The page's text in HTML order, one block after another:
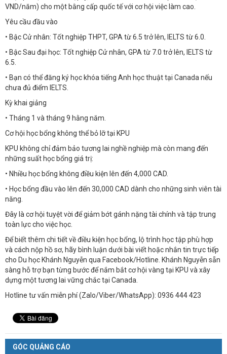
VND/năm) cho một bằng cấp quốc tế với cơ hội việc làm cao.
Yêu cầu đầu vào
• Bậc Cử nhân: Tốt nghiệp THPT, GPA từ 6.5 trở lên, IELTS từ 6.0.
• Bậc Sau đại học: Tốt nghiệp Cử nhân, GPA từ 7.0 trở lên, IELTS từ
6.5.
• Bạn có thể đăng ký học khóa tiếng Anh học thuật tại Canada nếu
chưa đủ điểm IELTS.
Kỳ khai giảng
• Tháng 1 và tháng 9 hằng năm.
Cơ hội học bổng không thể bỏ lỡ tại KPU
KPU không chỉ đảm bảo tương lai nghề nghiệp mà còn mang đến
những suất học bổng giá trị:
• Nhiều học bổng không điều kiện lên đến 4,000 CAD.
• Học bổng đầu vào lên đến 30,000 CAD dành cho những sinh viên tài
năng.
Đây là cơ hội tuyệt vời để giảm bớt gánh nặng tài chính và tập trung
toàn lực cho việc học.
Để biết thêm chi tiết về điều kiện học bổng, lộ trình học tập phù hợp
và cách nộp hồ sơ, hãy bình luận dưới bài viết hoặc nhắn tin trực tiếp
cho Du học Khánh Nguyễn qua Facebook/Hotline. Khánh Nguyễn sẵn
sàng hỗ trợ bạn từng bước để nắm bắt cơ hội vàng tại KPU và xây
dựng một tương lai vững chắc tại Canada.
Hotline tư vấn miễn phí (Zalo/Viber/WhatsApp): 0936 444 423
GÓC QUẢNG CÁO